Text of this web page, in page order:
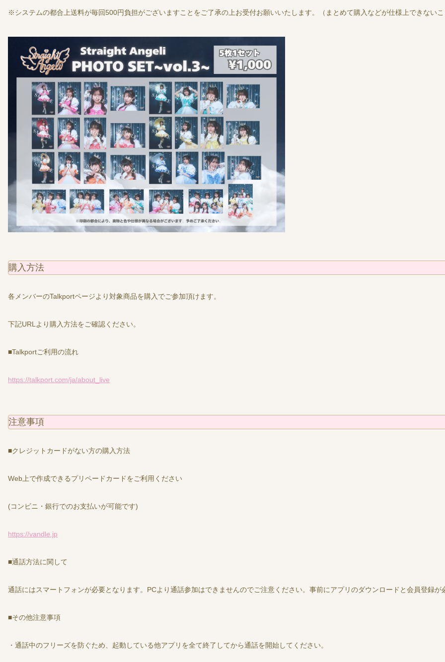
※システムの都合上送料が毎回500円負担がございますことをご了承の上お受付お願いいたします。（まとめて購入などが仕様上できないこ
購入方法
各メンバーのTalkportページより対象商品を購入でご参加頂けます。
下記URLより購入方法をご確認ください。
■Talkportご利用の流れ
https://talkport.com/ja/about_live
注意事項
■クレジットカードがない方の購入方法
Web上で作成できるプリペードカードをご利用ください
(コンビニ・銀行でのお支払いが可能です)
https://vandle.jp
■通話方法に関して
通話にはスマートフォンが必要となります。PCより通話参加はできませんのでご注意ください。事前にアプリのダウンロードと会員登録が
■その他注意事項
・通話中のフリーズを防ぐため、起動している他アプリを全て終了してから通話を開始してください。